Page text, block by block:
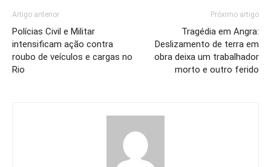
Artigo anterior
Polícias Civil e Militar
intensificam ação contra
roubo de veículos e cargas no
Rio
Próximo artigo
Tragédia em Angra:
Deslizamento de terra em
obra deixa um trabalhador
morto e outro ferido